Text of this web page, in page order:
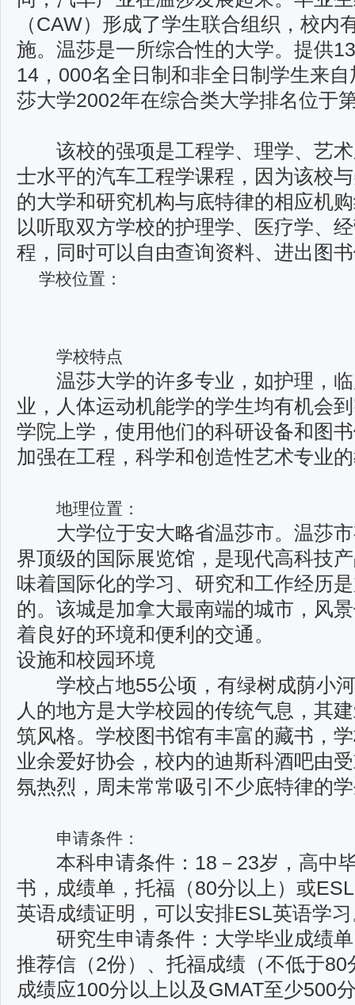
（CAW）形成了学生联合组织，校内
施。温莎是一所综合性的大学。提供
14，000名全日制和非全日制学生来
莎大学2002年在综合类大学排名位于
该校的强项是工程学、理学、艺术
士水平的汽车工程学课程，因为该校
的大学和研究机构与底特律的相应机
以听取双方学校的护理学、医疗学、
程，同时可以自由查询资料、进出图
学校位置：
学校特点
温莎大学的许多专业，如护理，临
业，人体运动机能学的学生均有机会
学院上学，使用他们的科研设备和图
加强在工程，科学和创造性艺术专业
地理位置：
大学位于安大略省温莎市。温莎市
界顶级的国际展览馆，是现代高科技
味着国际化的学习、研究和工作经历
的。该城是加拿大最南端的城市，风
着良好的环境和便利的交通。
设施和校园环境
学校占地55公顷，有绿树成荫小河
人的地方是大学校园的传统气息，其
筑风格。学校图书馆有丰富的藏书，
业余爱好协会，校内的迪斯科酒吧由
氛热烈，周未常常吸引不少底特律的
申请条件：
本科申请条件：18－23岁，高中
书，成绩单，托福（80分以上）或
英语成绩证明，可以安排ESL英语学
研究生申请条件：大学毕业成绩单
推荐信（2份）、托福成绩（不低于
成绩应100分以上以及GMAT至少500